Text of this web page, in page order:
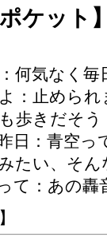
ケット
何気なく
：止めら
歩きだそ
日：青空
たい、そ
て：あの